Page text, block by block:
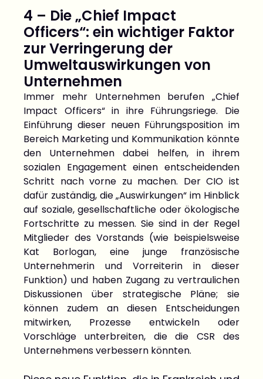
4 – Die „Chief Impact
Officers“: ein wichtiger Faktor
zur Verringerung der
Umweltauswirkungen von
Unternehmen
Immer mehr Unternehmen berufen „Chief
Impact Officers“ in ihre Führungsriege. Die
Einführung dieser neuen Führungsposition im
Bereich Marketing und Kommunikation könnte
den Unternehmen dabei helfen, in ihrem
sozialen Engagement einen entscheidenden
Schritt nach vorne zu machen. Der CIO ist
dafür zuständig, die „Auswirkungen“ im Hinblick
auf soziale, gesellschaftliche oder ökologische
Fortschritte zu messen. Sie sind in der Regel
Mitglieder des Vorstands (wie beispielsweise
Kat Borlogan, eine junge französische
Unternehmerin und Vorreiterin in dieser
Funktion) und haben Zugang zu vertraulichen
Diskussionen über strategische Pläne; sie
können zudem an diesen Entscheidungen
mitwirken, Prozesse entwickeln oder
Vorschläge unterbreiten, die die CSR des
Unternehmens verbessern könnten.